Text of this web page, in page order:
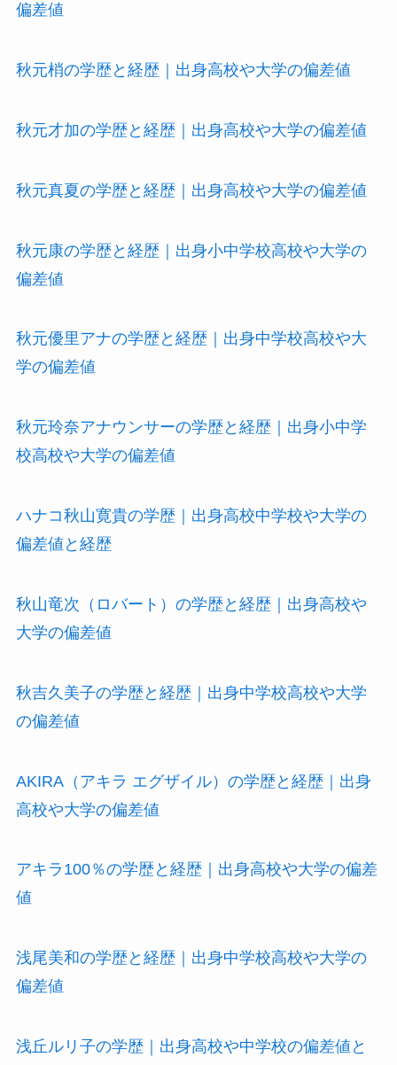
偏差値
秋元梢の学歴と経歴｜出身高校や大学の偏差値
秋元才加の学歴と経歴｜出身高校や大学の偏差値
秋元真夏の学歴と経歴｜出身高校や大学の偏差値
秋元康の学歴と経歴｜出身小中学校高校や大学の
偏差値
秋元優里アナの学歴と経歴｜出身中学校高校や大
学の偏差値
秋元玲奈アナウンサーの学歴と経歴｜出身小中学
校高校や大学の偏差値
ハナコ秋山寛貴の学歴｜出身高校中学校や大学の
偏差値と経歴
秋山竜次（ロバート）の学歴と経歴｜出身高校や
大学の偏差値
秋吉久美子の学歴と経歴｜出身中学校高校や大学
の偏差値
AKIRA（アキラ エグザイル）の学歴と経歴｜出身
高校や大学の偏差値
アキラ100％の学歴と経歴｜出身高校や大学の偏差
値
浅尾美和の学歴と経歴｜出身中学校高校や大学の
偏差値
浅丘ルリ子の学歴｜出身高校や中学校の偏差値と